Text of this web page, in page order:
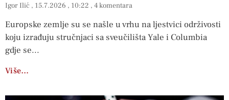
Igor Ilić 15.7.2026 10:22 4 komentara
Europske zemlje su se našle u vrhu na ljestvici održivosti
koju izrađuju stručnjaci sa sveučilišta Yale i Columbia
gdje se
Više…